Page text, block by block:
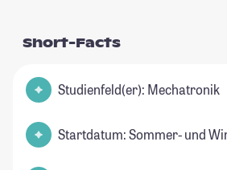
Short-Facts
Studienfeld(er): Mechatronik
Startdatum: Sommer- und